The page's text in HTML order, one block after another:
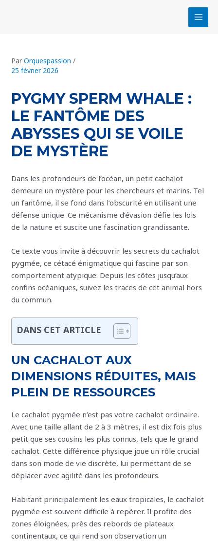
PYGMY SPERM WHALE :
LE FANTÔME DES
ABYSSES QUI SE VOILE
DE MYSTÈRE
ParOrquespassion/
25 février 2026
Dans les profondeurs de l’océan, un petit cachalot
demeure un mystère pour les chercheurs et marins. Tel
un fantôme, il se fond dans l’obscurité en utilisant une
défense unique. Ce mécanisme d’évasion défie les lois
de la nature et suscite une fascination grandissante.
Ce texte vous invite à découvrir les secrets du cachalot
pygmée, ce cétacé énigmatique qui fascine par son
comportement atypique. Depuis les côtes jusqu’aux
confins océaniques, suivez les traces de cet animal hors
du commun.
DANS CET ARTICLE
UN CACHALOT AUX
DIMENSIONS RÉDUITES, MAIS
PLEIN DE RESSOURCES
Le cachalot pygmée n’est pas votre cachalot ordinaire.
Avec une taille allant de 2 à 3 mètres, il est dix fois plus
petit que ses cousins les plus connus, tels que le grand
cachalot. Cette différence physique joue un rôle crucial
dans son mode de vie discrète, lui permettant de se
déplacer avec agilité dans les profondeurs.
Habitant principalement les eaux tropicales, le cachalot
pygmée est souvent difficile à repérer. Il profite des
zones éloignées, près des rebords de plateaux
continentaux, ce qui rend son observation un